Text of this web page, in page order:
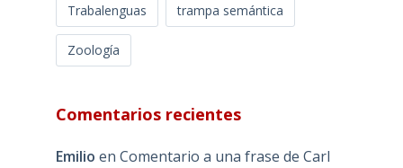
Trabalenguas trampa semántica
Zoología
Comentarios recientes
Emilio en Comentario a una frase de Carl